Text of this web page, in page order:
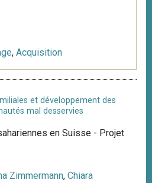
, Acquisition
et développement des
mal desservies
en Suisse - Projet
Zimmermann, Chiara